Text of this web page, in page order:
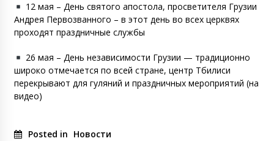
12 мая – День святого апостола, просветителя Грузии
Андрея Первозванного – в этот день во всех церквях
проходят праздничные службы
26 мая – День независимости Грузии — традиционно
широко отмечается по всей стране, центр Тбилиси
перекрывают для гуляний и праздничных мероприятий (на
видео)
Posted in Новости